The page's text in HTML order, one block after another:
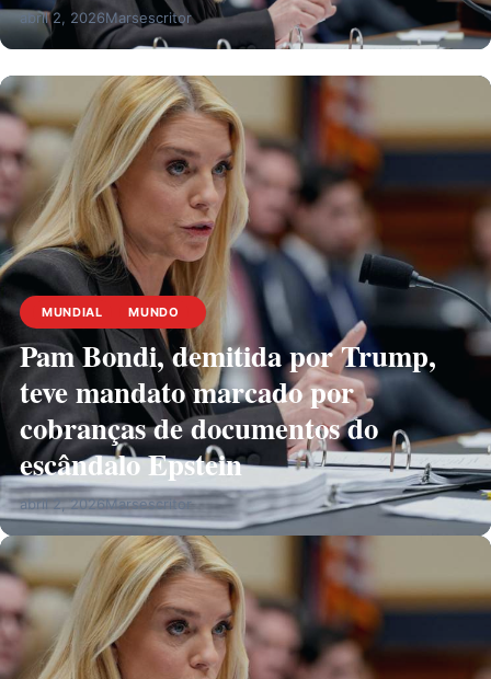
abril 2, 2026Marsescritor
MUNDIAL MUNDO
Pam Bondi, demitida por Trump,
teve mandato marcado por
cobranças de documentos do
escândalo Epstein
abril 2, 2026Marsescritor